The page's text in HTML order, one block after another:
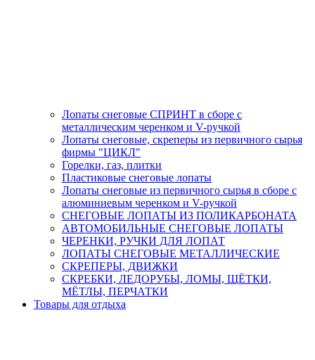
Лопаты снеговые СПРИНТ в сборе с
металлическим черенком и V-ручкой
Лопаты снеговые, скреперы из первичного сырья
фирмы "ЦИКЛ"
Горелки, газ, плитки
Пластиковые снеговые лопаты
Лопаты снеговые из первичного сырья в сборе с
алюминиевым черенком и V-ручкой
СНЕГОВЫЕ ЛОПАТЫ ИЗ ПОЛИКАРБОНАТА
АВТОМОБИЛЬНЫЕ СНЕГОВЫЕ ЛОПАТЫ
ЧЕРЕНКИ, РУЧКИ ДЛЯ ЛОПАТ
ЛОПАТЫ СНЕГОВЫЕ МЕТАЛЛИЧЕСКИЕ
СКРЕПЕРЫ, ДВИЖКИ
СКРЕБКИ, ЛЕДОРУБЫ, ЛОМЫ, ЩЁТКИ,
МЁТЛЫ, ПЕРЧАТКИ
Товары для отдыха